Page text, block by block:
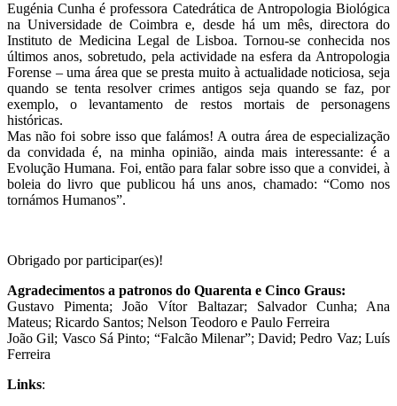
Eugénia Cunha é professora Catedrática de Antropologia Biológica
na Universidade de Coimbra e, desde há um mês, directora do
Instituto de Medicina Legal de Lisboa. Tornou-se conhecida nos
últimos anos, sobretudo, pela actividade na esfera da Antropologia
Forense – uma área que se presta muito à actualidade noticiosa, seja
quando se tenta resolver crimes antigos seja quando se faz, por
exemplo, o levantamento de restos mortais de personagens
históricas.
Mas não foi sobre isso que falámos! A outra área de especialização
da convidada é, na minha opinião, ainda mais interessante: é a
Evolução Humana. Foi, então para falar sobre isso que a convidei, à
boleia do livro que publicou há uns anos, chamado: “Como nos
tornámos Humanos”.
Obrigado por participar(es)!
Agradecimentos a patronos do Quarenta e Cinco Graus:
Gustavo Pimenta; João Vítor Baltazar; Salvador Cunha; Ana
Mateus; Ricardo Santos; Nelson Teodoro e Paulo Ferreira
João Gil; Vasco Sá Pinto; “Falcão Milenar”; David; Pedro Vaz; Luís
Ferreira
Links: